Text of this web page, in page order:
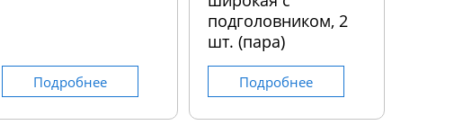
Подробнее
подголовником, 2
шт. (пара)
Подробнее